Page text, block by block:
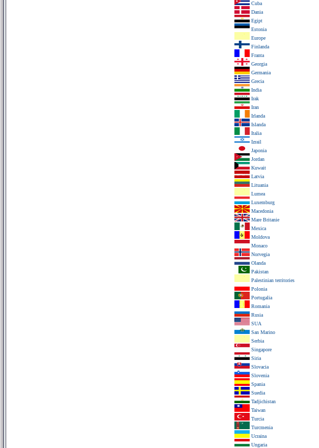
Cuba
Dania
Egipt
Estonia
Europe
Finlanda
Franta
Georgia
Germania
Grecia
India
Irak
Iran
Irlanda
Islanda
Italia
Izrail
Japonia
Jordan
Kuwait
Latvia
Lituania
Lumea
Luxemburg
Macedonia
Mare Britanie
Mexica
Moldova
Monaco
Norvegia
Olanda
Pakistan
Palestinian territories
Polonia
Portugalia
Romania
Rusia
SUA
San Marino
Serbia
Singapore
Siria
Slovacia
Slovenia
Spania
Suedia
Tadjichistan
Taiwan
Turcia
Turcmenia
Ucraina
Ungaria